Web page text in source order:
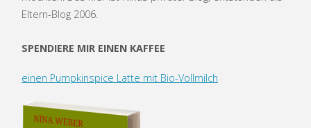
Eltern-Blog 2006.
SPENDIERE MIR EINEN KAFFEE
einen Pumpkinspice Latte mit Bio-Vollmilch